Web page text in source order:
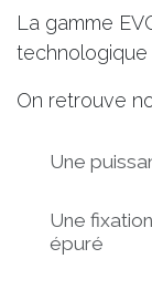
La gamme
technologique
On retrouve
Une
Une fixation
épuré